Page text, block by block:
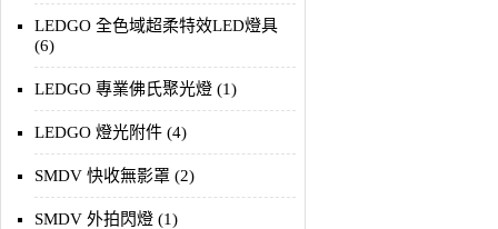
LEDGO 全色域超柔特效LED燈具
(6)
LEDGO 專業佛氏聚光燈 (1)
LEDGO 燈光附件 (4)
SMDV 快收無影罩 (2)
SMDV 外拍閃燈 (1)